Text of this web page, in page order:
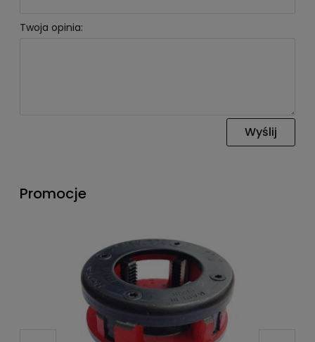
Twoja opinia:
Wyślij
Promocje